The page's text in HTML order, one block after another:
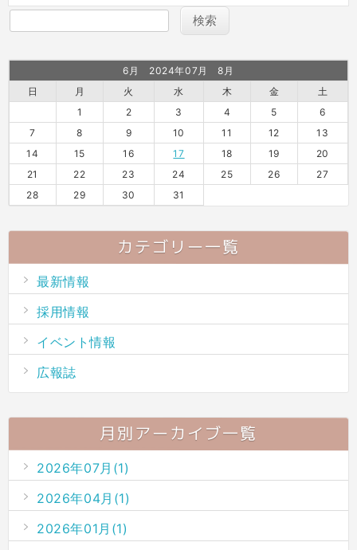
6月 2024年07月 8月
日
月 火 水 木 金
土
1
2 3 4 5
6
7
8 9 10 11 12
13
14
15 16 17 18 19
20
21
22 23 24 25 26
27
28
29 30 31
カテゴリー一覧
最新情報
採用情報
イベント情報
広報誌
月別アーカイブ一覧
2026年07月(1)
2026年04月(1)
2026年01月(1)